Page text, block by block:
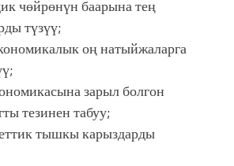
чөйрөнүн баарына тең
түзүү;
оң натыйжаларга
зарыл болгон
тезинен табуу;
тышкы карыздарды